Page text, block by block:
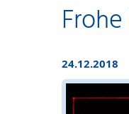
24.12.2018